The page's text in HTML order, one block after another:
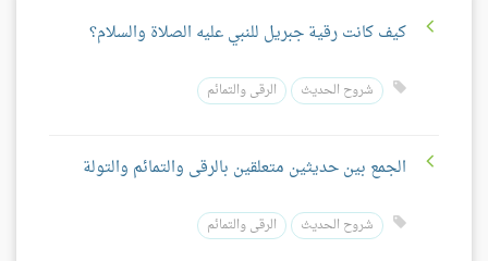
كيف كانت رقية جبريل للنبي عليه الصلاة والسلام؟
شروح الحديث الرقى والتمائم
الجمع بين حديثين متعلقين بالرقى والتمائم والتولة
شروح الحديث الرقى والتمائم